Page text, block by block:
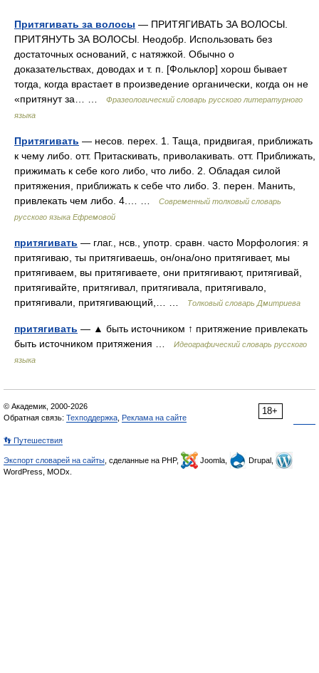
Притягивать за волосы — ПРИТЯГИВАТЬ ЗА ВОЛОСЫ.
ПРИТЯНУТЬ ЗА ВОЛОСЫ. Неодобр. Использовать без
достаточных оснований, с натяжкой. Обычно о
доказательствах, доводах и т. п. [Фольклор] хорош бывает
тогда, когда врастает в произведение органически, когда он не
«притянут за… …
Фразеологический словарь русского литературного
языка
Притягивать — несов. перех. 1. Таща, придвигая, приближать
к чему либо. отт. Притаскивать, приволакивать. отт. Приближать,
прижимать к себе кого либо, что либо. 2. Обладая силой
притяжения, приближать к себе что либо. 3. перен. Манить,
привлекать чем либо. 4.… …
Современный толковый словарь
русского языка Ефремовой
притягивать — глаг., нсв., употр. сравн. часто Морфология: я
притягиваю, ты притягиваешь, он/она/оно притягивает, мы
притягиваем, вы притягиваете, они притягивают, притягивай,
притягивайте, притягивал, притягивала, притягивало,
притягивали, притягивающий,… …
Толковый словарь Дмитриева
притягивать — ▲ быть источником ↑ притяжение привлекать
быть источником притяжения …
Идеографический словарь русского
языка
18+
© Академик, 2000-2026
Обратная связь: Техподдержка Реклама на сайте
👣 Путешествия
Экспорт словарей на сайты , сделанные на PHP, Joomla,
Drupal,
WordPress, MODx.